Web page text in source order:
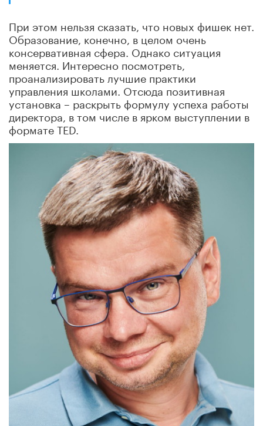
При этом нельзя сказать, что новых фишек нет.
Образование, конечно, в целом очень
консервативная сфера. Однако ситуация
меняется. Интересно посмотреть,
проанализировать лучшие практики
управления школами. Отсюда позитивная
установка – раскрыть формулу успеха работы
директора, в том числе в ярком выступлении в
формате TED.